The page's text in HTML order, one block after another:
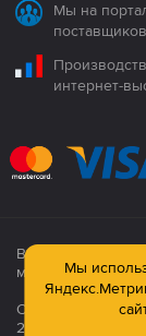
Мы на
поставщиков
интернет-
Все продукция
материалов
Официальный
2003—2026
Мы